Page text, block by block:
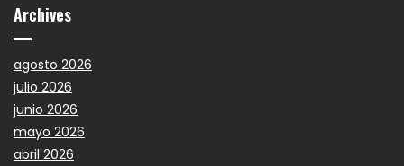
Archives
agosto 2026
julio 2026
junio 2026
mayo 2026
abril 2026